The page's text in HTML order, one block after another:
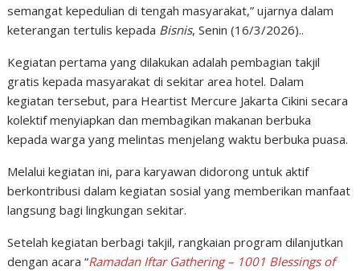
semangat kepedulian di tengah masyarakat,” ujarnya dalam
keterangan tertulis kepada Bisnis, Senin (16/3/2026)..
Kegiatan pertama yang dilakukan adalah pembagian takjil
gratis kepada masyarakat di sekitar area hotel. Dalam
kegiatan tersebut, para Heartist Mercure Jakarta Cikini secara
kolektif menyiapkan dan membagikan makanan berbuka
kepada warga yang melintas menjelang waktu berbuka puasa.
Melalui kegiatan ini, para karyawan didorong untuk aktif
berkontribusi dalam kegiatan sosial yang memberikan manfaat
langsung bagi lingkungan sekitar.
Setelah kegiatan berbagi takjil, rangkaian program dilanjutkan
dengan acara “Ramadan Iftar Gathering – 1001 Blessings of